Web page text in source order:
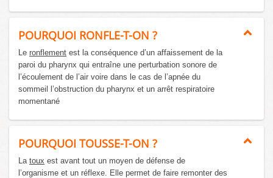
POURQUOI RONFLE-T-ON ?
Le ronflement est la conséquence d’un affaissement de la
paroi du pharynx qui entraîne une perturbation sonore de
l’écoulement de l’air voire dans le cas de l’apnée du
sommeil l’obstruction du pharynx et un arrêt respiratoire
momentané
POURQUOI TOUSSE-T-ON ?
La toux est avant tout un moyen de défense de
l’organisme et un réflexe. Elle permet de faire remonter des